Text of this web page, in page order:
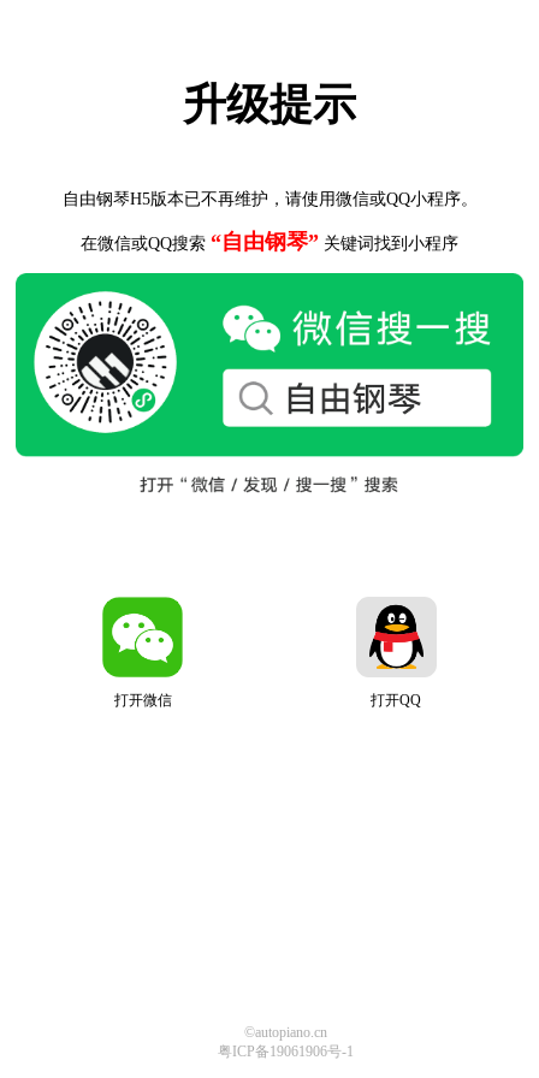
升级提示
自由钢琴H5版本已不再维护，请使用微信或QQ小程序。
在微信或QQ搜索 “自由钢琴” 关键词找到小程序
打开微信 打开QQ
©autopiano.cn
粤ICP备19061906号-1